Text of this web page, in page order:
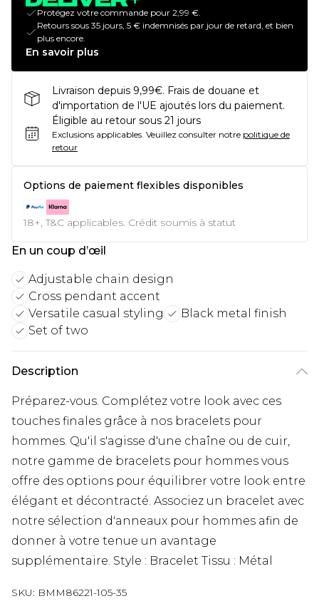
Protégez votre commande pour 2,99 €.
Retours sous 35 jours, 5 € indemnisés par jour de retard, et bien
plus encore.
En savoir plus
Livraison depuis 9,99€. Frais de douane et
d'importation de l'UE ajoutés lors du paiement.
Éligible au retour sous 21 jours
Exclusions applicables. Veuillez consulter notre politique de
retour
Options de paiement flexibles disponibles
18+, T&C applicables. Crédit soumis à statut
En un coup d’œil
Adjustable chain design
Cross pendant accent
Versatile casual styling
Black metal finish
Set of two
Description
Préparez-vous. Complétez votre look avec ces
touches finales grâce à nos bracelets pour
hommes. Qu'il s'agisse d'une chaîne ou de cuir,
notre gamme de bracelets pour hommes vous
offre des options pour équilibrer votre look entre
élégant et décontracté. Associez un bracelet avec
notre sélection d'anneaux pour hommes afin de
donner à votre tenue un avantage
supplémentaire. Style : Bracelet Tissu : Métal
SKU: BMM86221-105-35